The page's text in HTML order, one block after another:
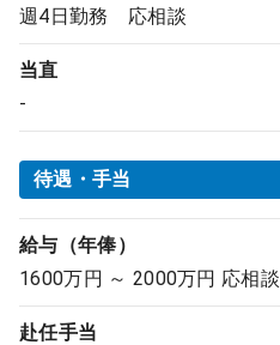
週4日勤務 応相談
当直
-
待遇・手当
給与（年俸）
1600万円 ～ 2000万円 応相談
赴任手当